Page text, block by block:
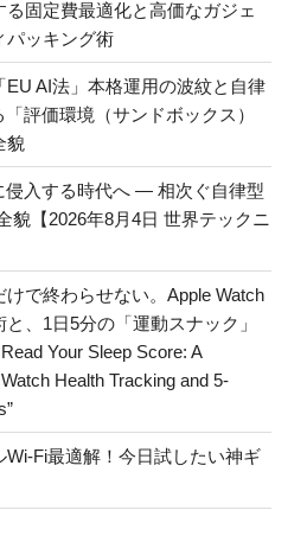
固定費最適化と高価なガジェ
パッキング術
AI法」本格運用の波紋と自律
評価環境（サンドボックス）
貌
侵入する時代へ — 相次ぐ自律型
貌【2026年8月4日 世界テックニ
で終わらせない。Apple Watch
、1日5分の「運動スナック」
Your Sleep Score: A
Health Tracking and 5-
Wi-Fi最適解！今日試したい神ギ